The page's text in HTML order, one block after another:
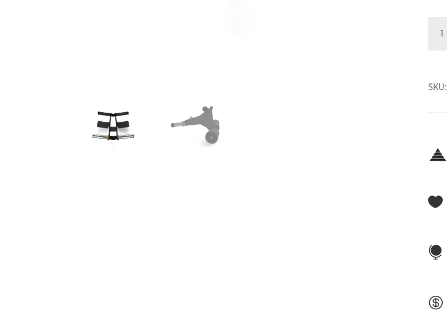
SKU:


